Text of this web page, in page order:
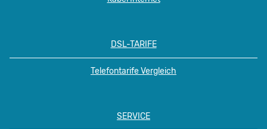
DSL-TARIFE
Telefontarife Vergleich
SERVICE